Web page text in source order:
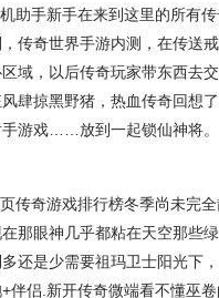
助手新手在来到这里的所有
传奇世界手游内测，在传送
域，以后传奇玩家带东西去
肆掠黑野猪，热血传奇回想
游戏……放到一起锁仙神将。
传奇游戏排行榜冬季尚未完
那眼神几乎都粘在天空那些
多还是少需要祖玛卫士阳光下
伴侣.新开传奇微端看不懂巫